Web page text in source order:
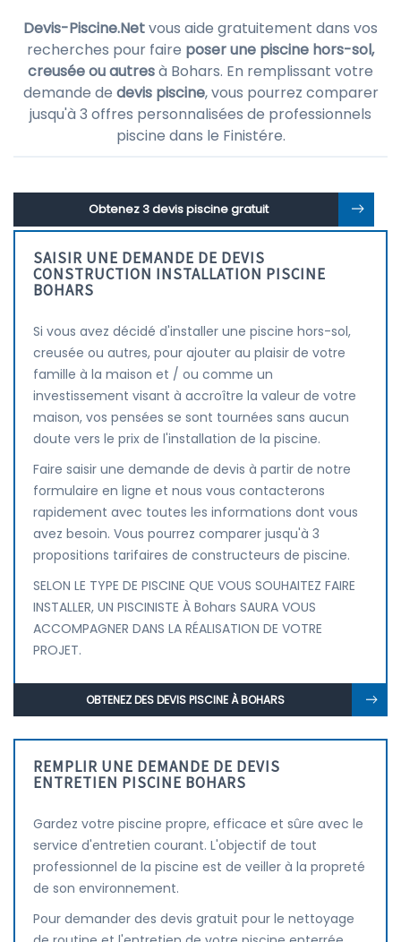
Devis-Piscine.Netvous aide gratuitement dans vos
recherches pour faire poser une piscine hors-sol,
creusée ou autresà Bohars. En remplissant votre
demande de devis piscine, vous pourrez comparer
jusqu'à 3 offres personnalisées de professionnels
piscine dans le Finistére.
Obtenez 3 devis piscine gratuit
SAISIR UNE DEMANDE DE DEVIS
CONSTRUCTION INSTALLATION PISCINE
BOHARS
Si vous avez décidé d'installer une piscine hors-sol,
creusée ou autres, pour ajouter au plaisir de votre
famille à la maison et / ou comme un
investissement visant à accroître la valeur de votre
maison, vos pensées se sont tournées sans aucun
doute vers le prix de l'installation de la piscine.
Faire saisir une demande de devis à partir de notre
formulaire en ligne et nous vous contacterons
rapidement avec toutes les informations dont vous
avez besoin. Vous pourrez comparer jusqu'à 3
propositions tarifaires de constructeurs de piscine.
SELON LE TYPE DE PISCINE QUE VOUS SOUHAITEZ FAIRE
INSTALLER, UN PISCINISTE À Bohars SAURA VOUS
ACCOMPAGNER DANS LA RÉALISATION DE VOTRE
PROJET.
OBTENEZ DES DEVIS PISCINE À BOHARS
REMPLIR UNE DEMANDE DE DEVIS
ENTRETIEN PISCINE BOHARS
Gardez votre piscine propre, efficace et sûre avec le
service d'entretien courant. L'objectif de tout
professionnel de la piscine est de veiller à la propreté
de son environnement.
Pour demander des devis gratuit pour le nettoyage